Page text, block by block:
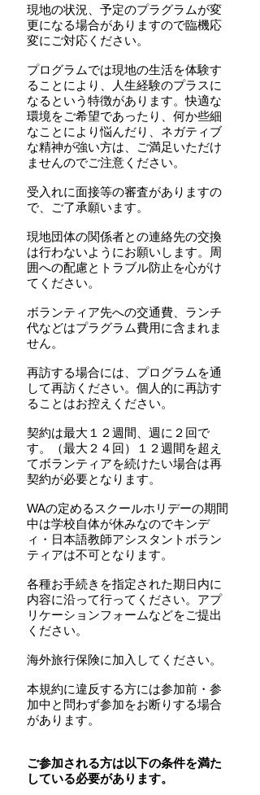
現地の状況、予定のプラグラムが変
更になる場合がありますので臨機応
変にご対応ください。
プログラムでは現地の生活を体験す
ることにより、人生経験のプラスに
なるという特徴があります。快適な
環境をご希望であったり、何か些細
なことにより悩んだり、ネガティブ
な精神が強い方は、ご満足いただけ
ませんのでご注意ください。
受入れに面接等の審査がありますの
で、ご了承願います。
現地団体の関係者との連絡先の交換
は行わないようにお願いします。周
囲への配慮とトラブル防止を心がけ
てください。
ボランティア先への交通費、ランチ
代などはプラグラム費用に含まれま
せん。
再訪する場合には、プログラムを通
して再訪ください。個人的に再訪す
ることはお控えください。
契約は最大１２週間、週に２回で
す。（最大２４回）１２週間を超え
てボランティアを続けたい場合は再
契約が必要となります。
WAの定めるスクールホリデーの期間
中は学校自体が休みなのでキンデ
ィ・日本語教師アシスタントボラン
ティアは不可となります。
各種お手続きを指定された期日内に
内容に沿って行ってください。アプ
リケーションフォームなどをご提出
ください。
海外旅行保険に加入してください。
本規約に違反する方には参加前・参
加中と問わず参加をお断りする場合
があります。
ご参加される方は以下の条件を満た
している必要があります。